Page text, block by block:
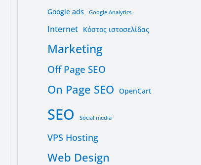
Google ads Google Analytics
Internet Kόστος ιστοσελίδας
Marketing
Off Page SEO
On Page SEO OpenCart
SEO Social media
VPS Hosting
Web Design